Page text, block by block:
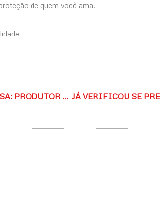
de quem você ama!
ZONA LIVRE DE FEBRE AFTOSA: PRODUTOR RURAL, SUA ATUALIZAÇÃO É FUNDAMENTAL